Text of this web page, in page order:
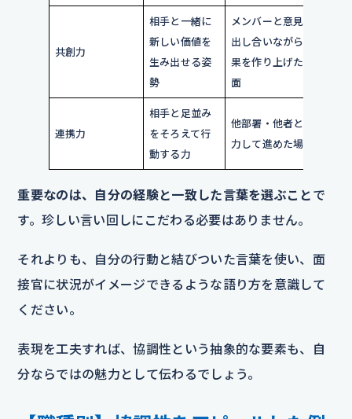
共創力
相手と一緒に
新しい価値を
生み出せる姿
勢
メンバーと意見を
出し合いながら成
果を作り上げた場
面
連携力
相手と足並み
をそろえて行
動する力
他部署・他者と協
力して進めた場面
重要なのは、自分の経験と一致した言葉を選ぶこと で
す。珍しい言い回しにこだわる必要はありません。
それよりも、自分の行動と結びついた言葉を使い、面
接官に状況がイメージできるような語り方を意識して
ください。
表現を工夫すれば、協調性という抽象的な要素も、自
分ならではの魅力として伝わるでしょう。